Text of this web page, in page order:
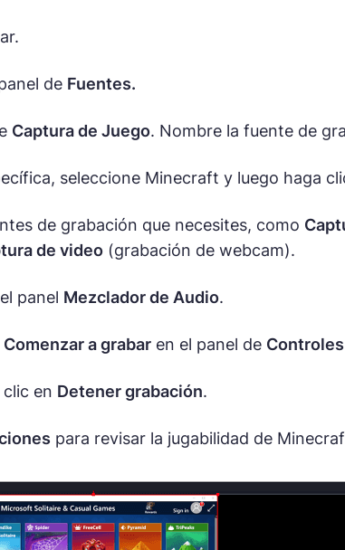
de Fuentes.
Captura de Juego. Nombre la fuente de
seleccione Minecraft y luego haga
de grabación que necesites, como
de video(grabación de webcam).
panel Mezclador de Audio.
Comenzar a grabaren el panel de Controles
en Detener grabación.
para revisar la jugabilidad de